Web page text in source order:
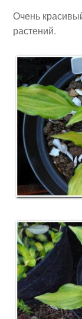
Очень
растений.